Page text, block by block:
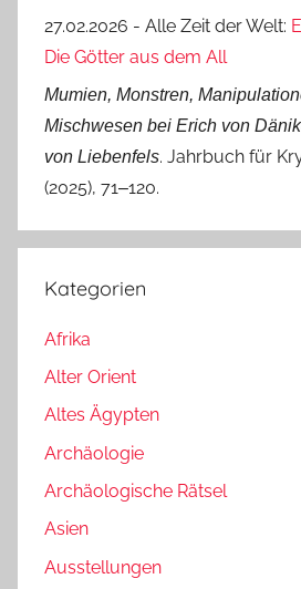
27.02.2026 - Alle Zeit der Welt:
Die Götter aus dem All
Mumien, Monstren,
Mischwesen bei Erich von
von Liebenfels. Jahrbuch für
(2025), 71‒120.
Kategorien
Afrika
Alter Orient
Altes Ägypten
Archäologie
Archäologische Rätsel
Asien
Ausstellungen